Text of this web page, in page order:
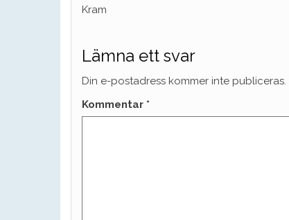
Kram
Lämna ett svar
Din e-postadress kommer inte publiceras.
Kommentar *